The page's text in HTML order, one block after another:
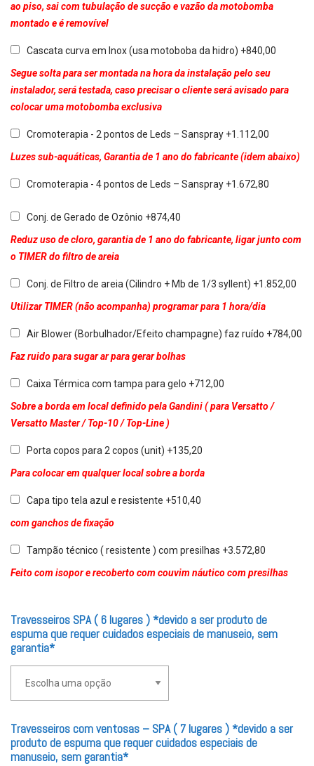
ao piso, sai com tubulação de sucção e vazão da motobomba
montado e é removível
Cascata curva em Inox (usa motoboba da hidro) +840,00
Segue solta para ser montada na hora da instalação pelo seu
instalador, será testada, caso precisar o cliente será avisado para
colocar uma motobomba exclusiva
Cromoterapia - 2 pontos de Leds – Sanspray +1.112,00
Luzes sub-aquáticas, Garantia de 1 ano do fabricante (idem abaixo)
Cromoterapia - 4 pontos de Leds – Sanspray +1.672,80
Conj. de Gerado de Ozônio +874,40
Reduz uso de cloro, garantia de 1 ano do fabricante, ligar junto com
o TIMER do filtro de areia
Conj. de Filtro de areia (Cilindro + Mb de 1/3 syllent) +1.852,00
Utilizar TIMER (não acompanha) programar para 1 hora/dia
Air Blower (Borbulhador/Efeito champagne) faz ruído +784,00
Faz ruido para sugar ar para gerar bolhas
Caixa Térmica com tampa para gelo +712,00
Sobre a borda em local definido pela Gandini ( para Versatto /
Versatto Master / Top-10 / Top-Line )
Porta copos para 2 copos (unit) +135,20
Para colocar em qualquer local sobre a borda
Capa tipo tela azul e resistente +510,40
com ganchos de fixação
Tampão técnico ( resistente ) com presilhas +3.572,80
Feito com isopor e recoberto com couvim náutico com presilhas
Travesseiros SPA ( 6 lugares ) *devido a ser produto de
espuma que requer cuidados especiais de manuseio, sem
garantia*
Travesseiros com ventosas – SPA ( 7 lugares ) *devido a ser
produto de espuma que requer cuidados especiais de
manuseio, sem garantia*